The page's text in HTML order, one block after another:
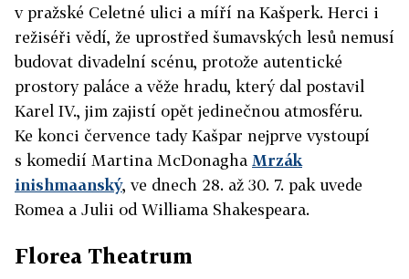
v pražské Celetné ulici a míří na Kašperk. Herci i
režiséři vědí, že uprostřed šumavských lesů nemusí
budovat divadelní scénu, protože autentické
prostory paláce a věže hradu, který dal postavil
Karel IV., jim zajistí opět jedinečnou atmosféru.
Ke konci července tady Kašpar nejprve vystoupí
s komedií Martina McDonagha Mrzák
inishmaanský, ve dnech 28. až 30. 7. pak uvede
Romea a Julii od Williama Shakespeara.
Florea Theatrum